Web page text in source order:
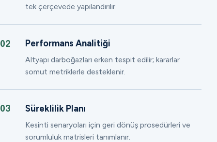
tek çerçevede yapılandırılır.
02 Performans Analitiği
Altyapı darboğazları erken tespit edilir; kararlar
somut metriklerle desteklenir.
03 Süreklilik Planı
Kesinti senaryoları için geri dönüş prosedürleri ve
sorumluluk matrisleri tanımlanır.